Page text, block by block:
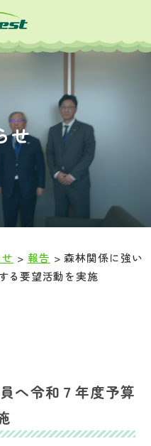
せ
> 報告 >森林関係に強い
る要望活動を実施
へ令和７年度予算